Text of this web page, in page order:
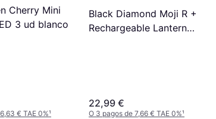
Cherry Mini
3 ud blanco
€ TAE 0%¹
Black Diamond Moji R +
Rechargeable Lantern
22,99 €
O 3 pagos de 7,66 € TAE 0%¹